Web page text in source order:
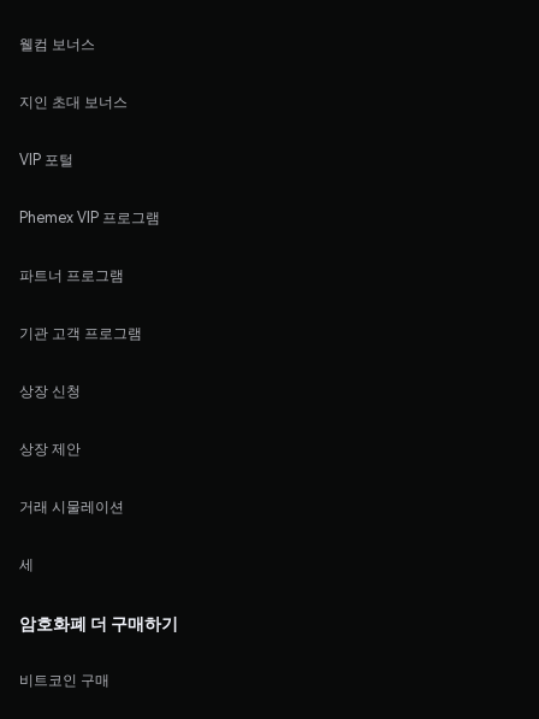
웰컴 보너스
지인 초대 보너스
VIP 포털
Phemex VIP 프로그램
파트너 프로그램
기관 고객 프로그램
상장 신청
상장 제안
거래 시물레이션
세
암호화폐 더 구매하기
비트코인 구매